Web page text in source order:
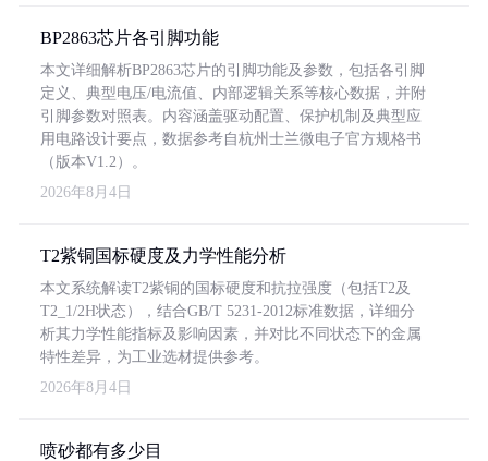
BP2863芯片各引脚功能
本文详细解析BP2863芯片的引脚功能及参数，包括各引脚
定义、典型电压/电流值、内部逻辑关系等核心数据，并附
引脚参数对照表。内容涵盖驱动配置、保护机制及典型应
用电路设计要点，数据参考自杭州士兰微电子官方规格书
（版本V1.2）。
2026年8月4日
T2紫铜国标硬度及力学性能分析
本文系统解读T2紫铜的国标硬度和抗拉强度（包括T2及
T2_1/2H状态），结合GB/T 5231-2012标准数据，详细分
析其力学性能指标及影响因素，并对比不同状态下的金属
特性差异，为工业选材提供参考。
2026年8月4日
喷砂都有多少目